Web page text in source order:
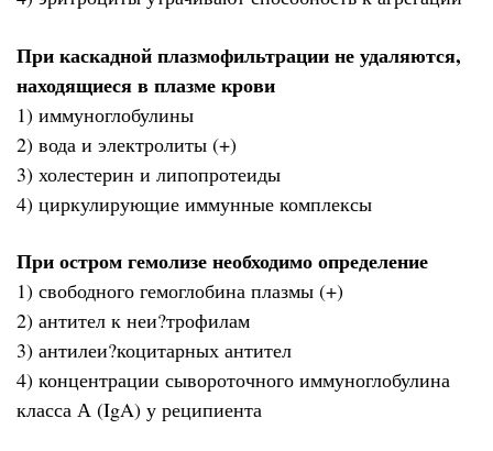
При каскадной плазмофильтрации не удаляются,
находящиеся в плазме крови
1) иммуноглобулины
2) вода и электролиты (+)
3) холестерин и липопротеиды
4) циркулирующие иммунные комплексы
При остром гемолизе необходимо определение
1) свободного гемоглобина плазмы (+)
2) антител к неи?трофилам
3) антилеи?коцитарных антител
4) концентрации сывороточного иммуноглобулина
класса А (IgA) у реципиента